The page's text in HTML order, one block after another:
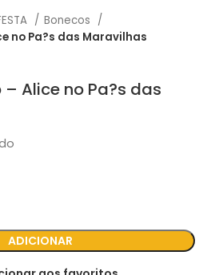
Bonecos
no Pa?s das Maravilhas
Alice no Pa?s das
ADICIONAR